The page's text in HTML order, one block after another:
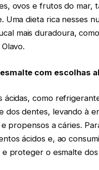
ovos e frutos do mar,
Uma dieta rica nesses
mais duradoura,
com escolhas
ácidas, como
dos dentes, levando à
propensos a cáries.
ácidos e, ao
proteger o esmalte